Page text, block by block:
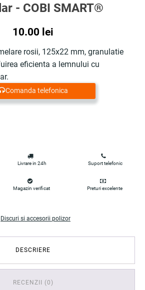
- COBI SMART®
10.00 lei
rosii, 125x22 mm, granulatie
eficienta a lemnului cu
Comanda telefonica
Livrare in 24h Suport telefonic
Magazin verificat Preturi excelente
Discuri si accesorii polizor
DESCRIERE
RECENZII (0)